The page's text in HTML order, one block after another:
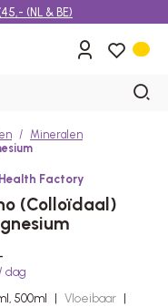
(NL & BE)
Mineralen
Factory
(Colloïdaal)
dag
500ml
| Vloeibaar |